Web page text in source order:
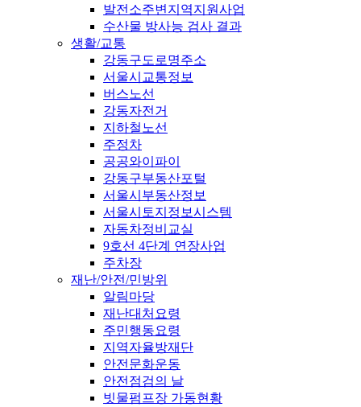
발전소주변지역지원사업
수산물 방사능 검사 결과
생활/교통
강동구도로명주소
서울시교통정보
버스노선
강동자전거
지하철노선
주정차
공공와이파이
강동구부동산포털
서울시부동산정보
서울시토지정보시스템
자동차정비교실
9호선 4단계 연장사업
주차장
재난/안전/민방위
알림마당
재난대처요령
주민행동요령
지역자율방재단
안전문화운동
안전점검의 날
빗물펌프장 가동현황